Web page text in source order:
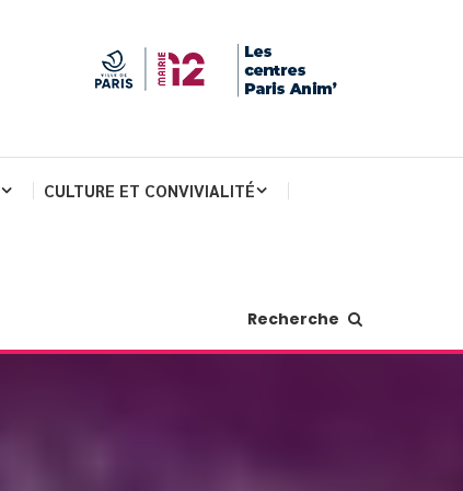
CULTURE ET CONVIVIALITÉ
Recherche